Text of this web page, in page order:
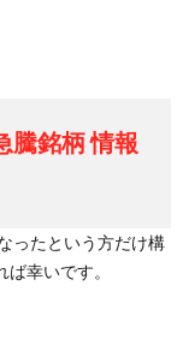
騰銘柄 情報
ったという方だけ構
幸いです。